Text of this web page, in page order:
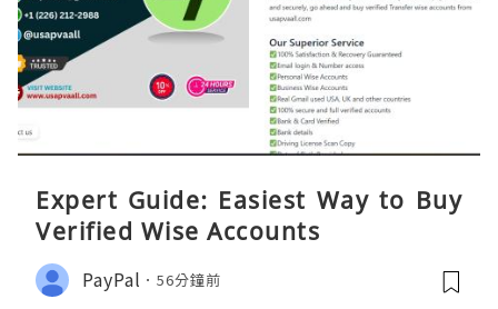
Expert Guide: Easiest Way to Buy
Verified Wise Accounts
PayPal 56分鐘前